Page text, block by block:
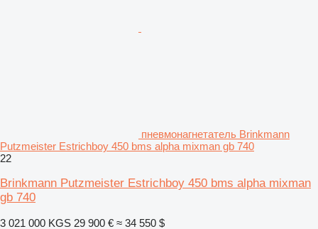
пневмонагнетатель Brinkmann
Putzmeister Estrichboy 450 bms alpha mixman gb 740
22
Brinkmann Putzmeister Estrichboy 450 bms alpha mixman
gb 740
3 021 000 KGS 29 900 € ≈ 34 550 $